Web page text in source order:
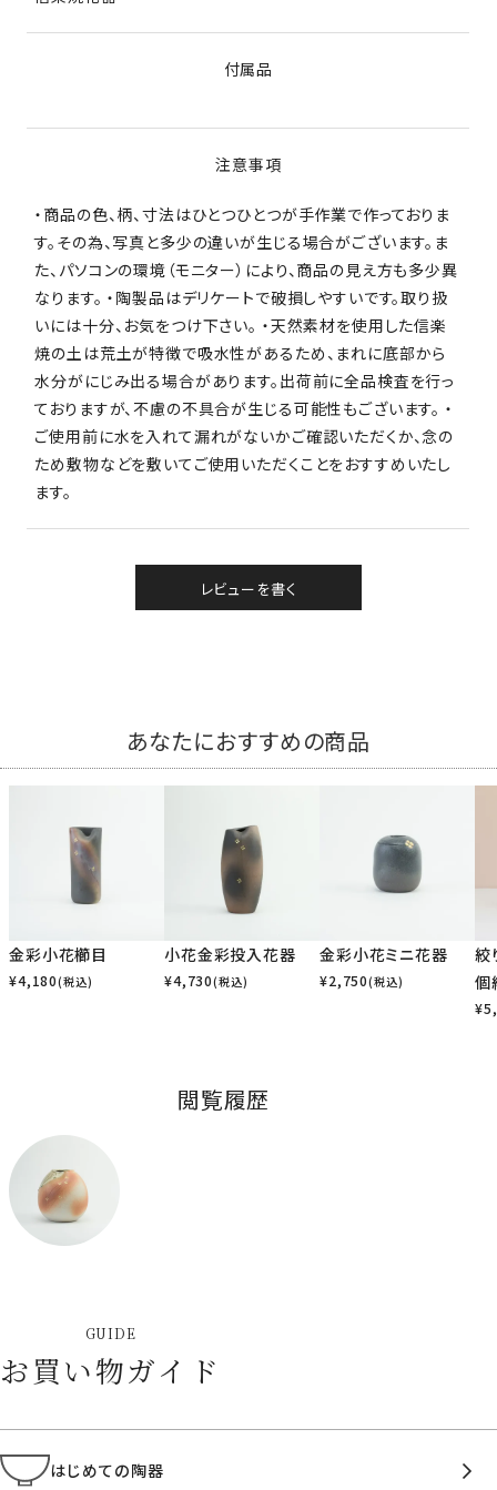
付属品
注意事項
・商品の色、柄、寸法はひとつひとつが手作業で作っておりま
す。その為、写真と多少の違いが生じる場合がございます。ま
た、パソコンの環境（モニター）により、商品の見え方も多少異
なります。 ・陶製品はデリケートで破損しやすいです。取り扱
いには十分、お気をつけ下さい。 ・天然素材を使用した信楽
焼の土は荒土が特徴で吸水性があるため、まれに底部から
水分がにじみ出る場合があります。出荷前に全品検査を行っ
ておりますが、不慮の不具合が生じる可能性もございます。 ・
ご使用前に水を入れて漏れがないかご確認いただくか、念の
ため敷物などを敷いてご使用いただくことをおすすめいたし
ます。
レビューを書く
あなたにおすすめの商品
金彩小花櫛目
¥4,180(税込)
小花金彩投入花器
¥4,730(税込)
金彩小花ミニ花器
¥2,750(税込)
絞
個
¥
閲覧履歴
GUIDE
お買い物ガイド
はじめての陶器